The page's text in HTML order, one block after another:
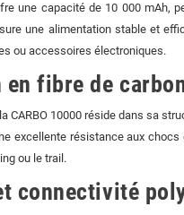
une capacité de 10 000 mAh,
une alimentation stable et
ou accessoires électroniques.
en fibre de
CARBO 10000 réside dans sa
excellente résistance aux
ou le trail.
connectivité